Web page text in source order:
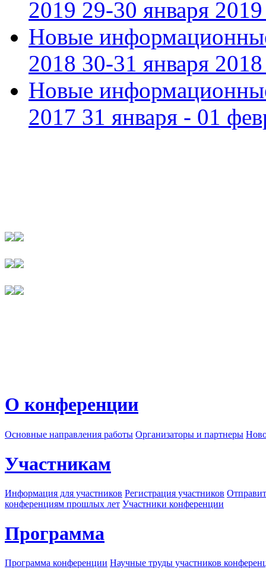
2019 29-30 января 2019
Новые
2018 30-31 января 2018
Новые
2017 31 января - 01
О конференции
Основные направления работы Организаторы и партнеры
Участникам
Информация для участников Регистрация участников
конференциям прошлых лет Участники конференции
Программа
Программа конференции Научные труды участников